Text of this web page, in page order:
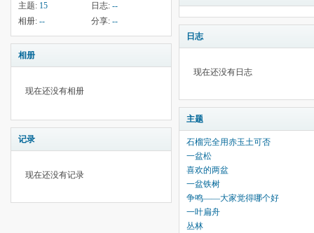
主题: 15 日志: --
相册: -- 分享: --
相册
现在还没有相册
记录
现在还没有记录
日志
现在还没有日志
主题
石榴完全用赤玉土可否
一盆松
喜欢的两盆
一盆铁树
争鸣——大家觉得哪个好
一叶扁舟
丛林